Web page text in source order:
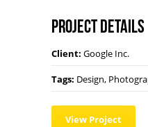
Project Details
Client: Google Inc.
Tags: Design,
View Project